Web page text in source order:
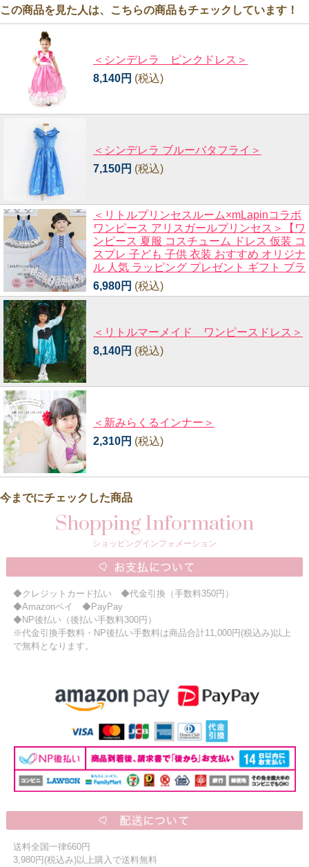
この商品を見た人は、こちらの商品もチェックしています！
＜シンデレラ ピンクドレス＞
8,140円 (税込)
＜シンデレラ ブルーバタフライ＞
7,150円 (税込)
＜リトルプリンセスルーム×mLapinコラボ
ワンピース アリスガールプリンセス＞【ワ
ンピース 夏服 コスチューム ドレス 仮装 コ
スプレ 子ども 子供 衣装 おすすめ オリジナ
ル 人気 ラッピング プレゼント ギフト ブラ
6,980円 (税込)
＜リトルマーメイド ワンピースドレス＞
8,140円 (税込)
＜新みらくるインナー＞
2,310円 (税込)
今までにチェックした商品
Shopping Information
ショッピングインフォメーション
◆クレジットカード払い ◆代金引換（手数料350円）
◆Amazonペイ ◆PayPay
◆NP後払い（後払い手数料300円）
※代金引換手数料・NP後払い手数料は商品合計11,000円(税込み)以上
で無料となります。
送料全国一律660円
3,980円(税込み)以上購入で送料無料